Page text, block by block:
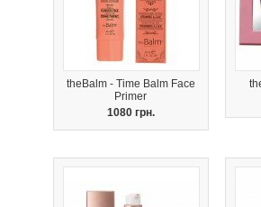
theBalm - Time Balm Face
Primer
1080 грн.